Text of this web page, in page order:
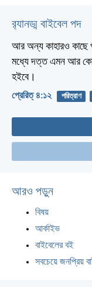
র‌্যানড্ম বাইবেল পদ
আর অন্য কাহারও কাছে
মধ্যে দত্ত এমন আর কোন
হইবে।
প্রেরিত্‌ ৪:১২ পরিত্রাণ
আরও পড়ুন
বিষয়
আর্কাইভ
বাইবেলের বই
সবচেয়ে জনপ্রিয়